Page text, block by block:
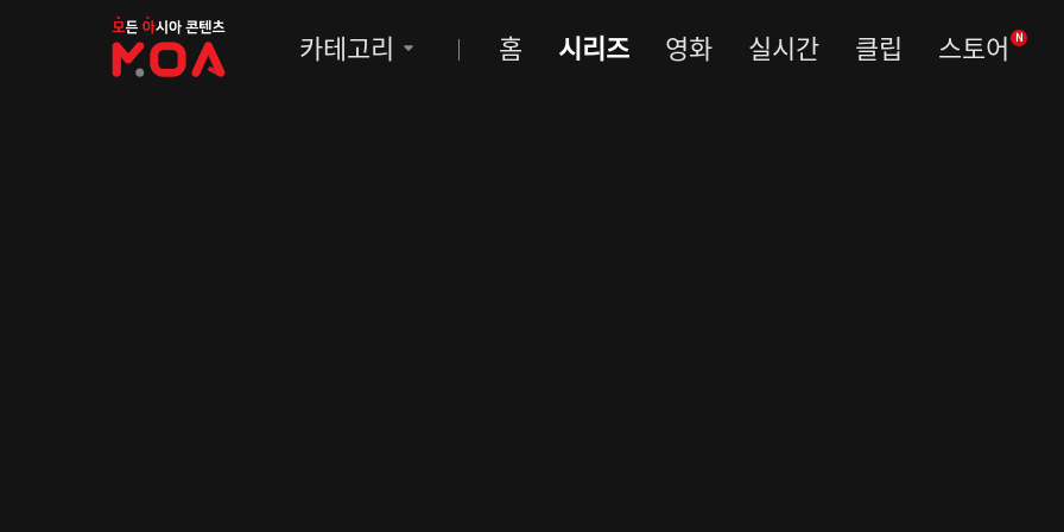
MOA
카테고리 홈 시리즈 영화 실시간 클립 스토어 N